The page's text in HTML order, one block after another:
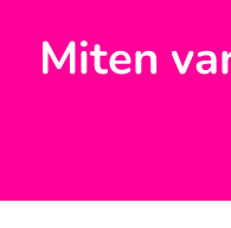
Miten